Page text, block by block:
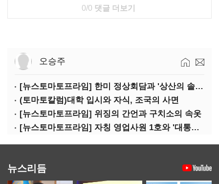
0/0 댓글 더보기
오승주
[뉴스토마토프라임] 한미 정상회담과 '상산의 솔연'
(토마토칼럼)대학 입시와 자식, 조국의 사면
[뉴스토마토프라임] 위징의 간언과 구치소의 속옷
[뉴스토마토프라임] 자칭 영업사원 1호와 '대통령 집무실 사우나'
뉴스리듬